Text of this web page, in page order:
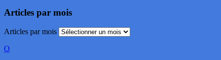
Articles par mois
Articles par mois
O